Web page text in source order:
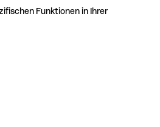
Funktionen in Ihrer